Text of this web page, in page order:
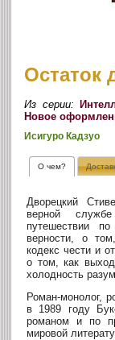
Остаток
Из серии:
Новое
Исигуро Кадзуо
О чем?
Дворецкий
верной
путешествии
верности, о
кодекс чести и
о том, как
холодность
Роман-монолог,
в 1989 году
романом и по
мировой